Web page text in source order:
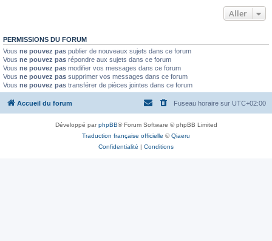
Aller
PERMISSIONS DU FORUM
Vous ne pouvez pas publier de nouveaux sujets dans ce forum
Vous ne pouvez pas répondre aux sujets dans ce forum
Vous ne pouvez pas modifier vos messages dans ce forum
Vous ne pouvez pas supprimer vos messages dans ce forum
Vous ne pouvez pas transférer de pièces jointes dans ce forum
Accueil du forum Fuseau horaire sur UTC+02:00
Développé parphpBB® Forum Software © phpBB Limited
Traduction française officielle ©Qiaeru
Confidentialité | Conditions